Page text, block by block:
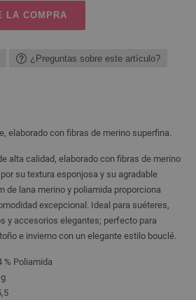
LA COMPRA
¿Preguntas sobre este artículo?
elaborado con fibras de merino superfina.
alta calidad, elaborado con fibras de merino
su textura esponjosa y su agradable
de lana merino y poliamida proporciona
excepcional. Ideal para suéteres,
y accesorios elegantes; perfecto para
e invierno con un elegante estilo bouclé.
% Poliamida